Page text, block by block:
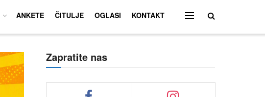
ANKETE ČITULJE OGLASI KONTAKT
Zapratite nas